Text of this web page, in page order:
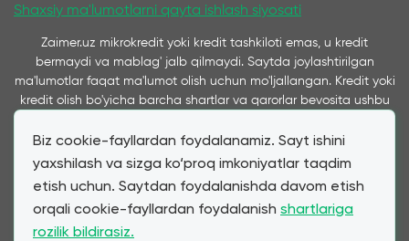
Biz cookie-fayllardan foydalanamiz. Sayt ishini
yaxshilash va sizga ko‘proq imkoniyatlar taqdim
etish uchun. Saytdan foydalanishda davom etish
orqali cookie-fayllardan foydalanish shartlariga
rozilik bildirasiz.
Shaxsiy ma'lumotlarni qayta ishlash siyosati
Zaimer.uz mikrokredit yoki kredit tashkiloti emas, u kredit
bermaydi va mablag' jalb qilmaydi. Saytda joylashtirilgan
ma'lumotlar faqat ma'lumot olish uchun mo'ljallangan. Kredit yoki
kredit olish bo'yicha barcha shartlar va qarorlar bevosita ushbu
va ushbu saytda taqdim etiladi. Ta’kidlash joizki, bizning
xizmatimiz orqali taqdim etilayotgan kredit va qarz shartlari
tashkilotlari va banklar tomonidan taqdim etilgan shartlarga
to‘liq mos keladi. Zaimer.uz moliyaviy mahsulotlar narxi va
shartlariga ta'sir qilmasdan, mijozlarga qulay shartnomalarni